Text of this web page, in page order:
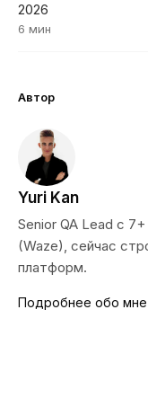
2026
6 мин
Автор
Yuri Kan
Senior QA Lead с
(Waze), сейчас
платформ.
Подробнее обо